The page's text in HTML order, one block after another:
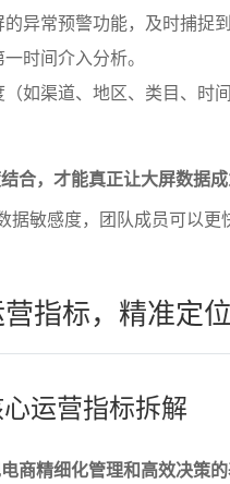
异常预警功能，及时捕捉
时间介入分析。
如渠道、地区、类目、时
合，才能真正让大屏数据
据敏感度，团队成员可以更
指标，精准定
运营指标拆解
商精细化管理和高效决策